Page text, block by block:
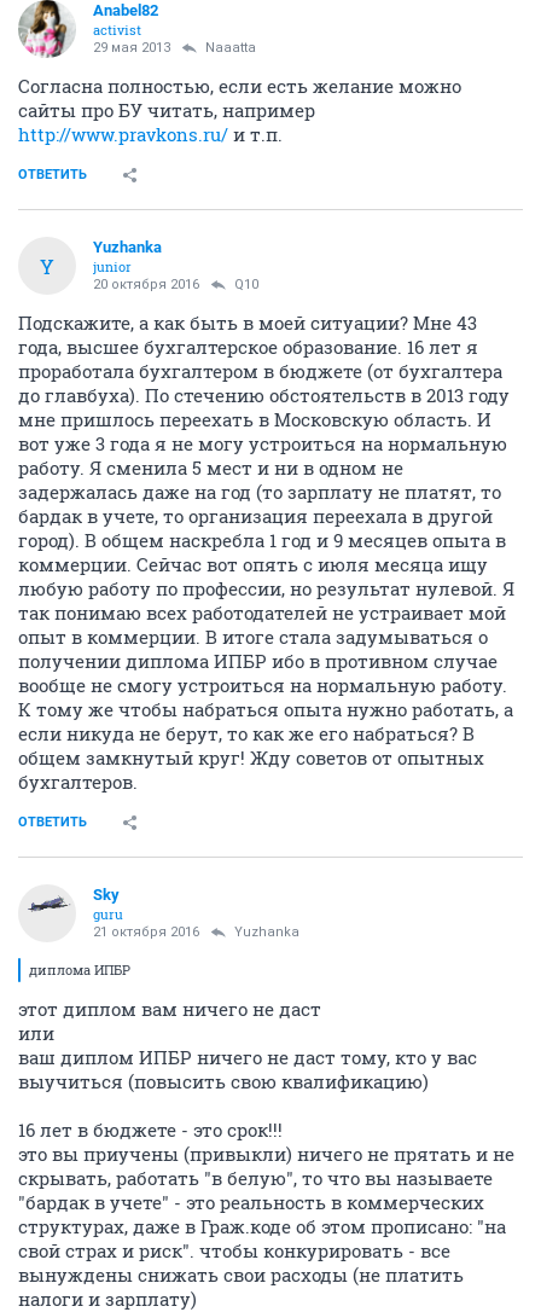
Anabel82
activist
29 мая 2013 Naaatta
Согласна полностью, если есть желание можно
сайты про БУ читать, например
http://www.pravkons.ru/ и т.п.
ОТВЕТИТЬ
Y
Yuzhanka
junior
20 октября 2016 Q10
Подскажите, а как быть в моей ситуации? Мне 43
года, высшее бухгалтерское образование. 16 лет я
проработала бухгалтером в бюджете (от бухгалтера
до главбуха). По стечению обстоятельств в 2013 году
мне пришлось переехать в Московскую область. И
вот уже 3 года я не могу устроиться на нормальную
работу. Я сменила 5 мест и ни в одном не
задержалась даже на год (то зарплату не платят, то
бардак в учете, то организация переехала в другой
город). В общем наскребла 1 год и 9 месяцев опыта в
коммерции. Сейчас вот опять с июля месяца ищу
любую работу по профессии, но результат нулевой. Я
так понимаю всех работодателей не устраивает мой
опыт в коммерции. В итоге стала задумываться о
получении диплома ИПБР ибо в противном случае
вообще не смогу устроиться на нормальную работу.
К тому же чтобы набраться опыта нужно работать, а
если никуда не берут, то как же его набраться? В
общем замкнутый круг! Жду советов от опытных
бухгалтеров.
ОТВЕТИТЬ
Sky
guru
21 октября 2016 Yuzhanka
диплома ИПБР
этот диплом вам ничего не даст
или
ваш диплом ИПБР ничего не даст тому, кто у вас
выучиться (повысить свою квалификацию)
16 лет в бюджете - это срок!!!
это вы приучены (привыкли) ничего не прятать и не
скрывать, работать "в белую", то что вы называете
"бардак в учете" - это реальность в коммерческих
структурах, даже в Граж.коде об этом прописано: "на
свой страх и риск". чтобы конкурировать - все
вынуждены снижать свои расходы (не платить
налоги и зарплату)